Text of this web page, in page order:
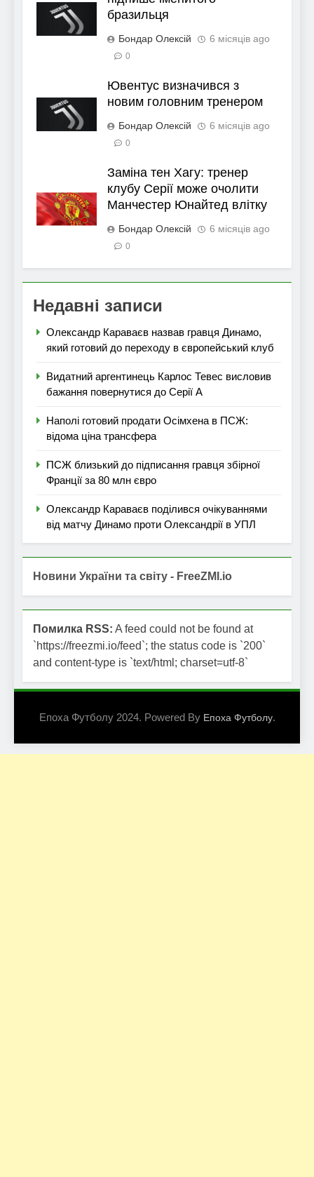
бразильця
Бондар Олексій 6 місяців ago
0
Ювентус визначився з
новим головним тренером
Бондар Олексій 6 місяців ago
0
Заміна тен Хагу: тренер
клубу Серії може очолити
Манчестер Юнайтед влітку
Бондар Олексій 6 місяців ago
0
Недавні записи
Олександр Караваєв назвав гравця Динамо,
який готовий до переходу в європейський клуб
Видатний аргентинець Карлос Тевес висловив
бажання повернутися до Серії А
Наполі готовий продати Осімхена в ПСЖ:
відома ціна трансфера
ПСЖ близький до підписання гравця збірної
Франції за 80 млн євро
Олександр Караваєв поділився очікуваннями
від матчу Динамо проти Олександрії в УПЛ
Новини України та світу - FreeZMI.io
Помилка RSS: A feed could not be found at
`https://freezmi.io/feed`; the status code is `200`
and content-type is `text/html; charset=utf-8`
Епоха Футболу 2024. Powered By Епоха Футболу.